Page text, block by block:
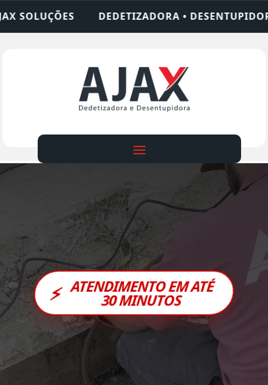
• DESENTUPIDORA • LIMPEZA DE
⚡ ATENDIMENTO EM ATÉ
30 MINUTOS